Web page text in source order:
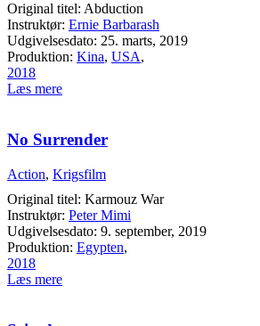
Original titel: Abduction
Instruktør: Ernie Barbarash
Udgivelsesdato: 25. marts, 2019
Produktion: Kina, USA,
2018
Læs mere
No Surrender
Action, Krigsfilm
Original titel: Karmouz War
Instruktør: Peter Mimi
Udgivelsesdato: 9. september, 2019
Produktion: Egypten,
2018
Læs mere